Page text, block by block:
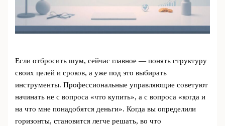
Если отбросить шум, сейчас главное — понять структуру
своих целей и сроков, а уже под это выбирать
инструменты. Профессиональные управляющие советуют
начинать не с вопроса «что купить», а с вопроса «когда и
на что мне понадобятся деньги». Когда вы определили
горизонты, становится легче решать, во что